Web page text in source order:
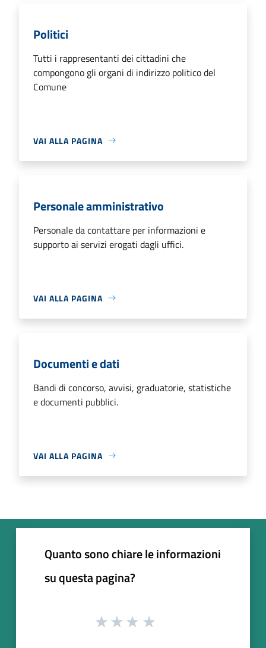
Politici
Tutti i rappresentanti dei cittadini che
compongono gli organi di indirizzo politico del
Comune
VAI ALLA PAGINA
Personale amministrativo
Personale da contattare per informazioni e
supporto ai servizi erogati dagli uffici.
VAI ALLA PAGINA
Documenti e dati
Bandi di concorso, avvisi, graduatorie, statistiche
e documenti pubblici.
VAI ALLA PAGINA
Quanto sono chiare le informazioni
su questa pagina?